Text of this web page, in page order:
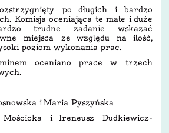
po długich i bardzo
Komisja oceniająca te małe i duże
trudne zadanie wskazać
miejsca ze względu na ilość,
poziom wykonania prac.
oceniano prace w trzech
i Maria Pyszyńska
i Ireneusz Dudkiewicz-